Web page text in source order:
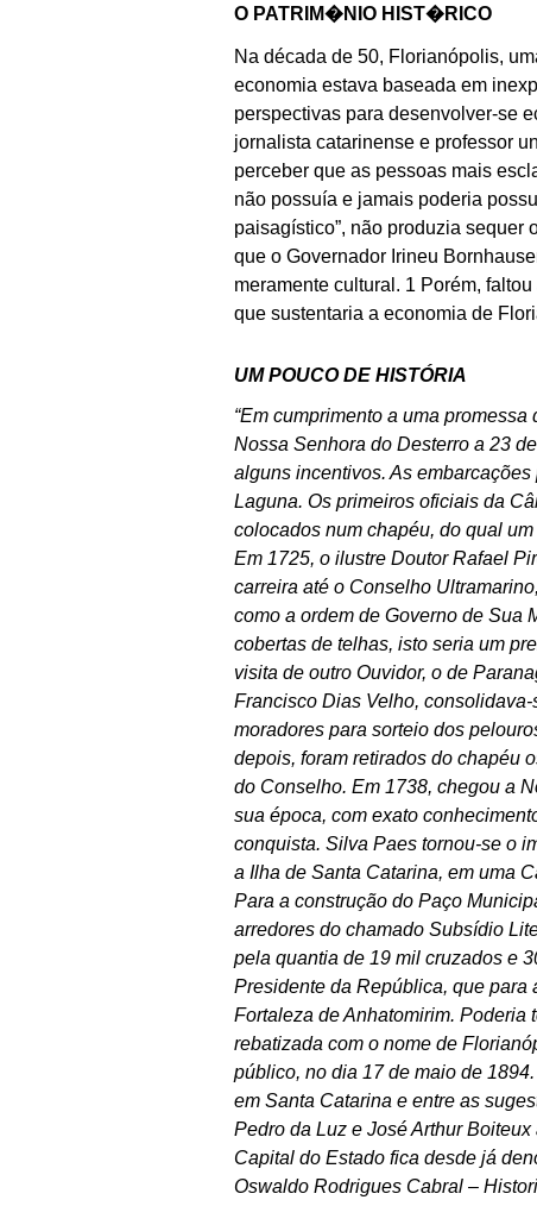
O PATRIM�NIO HIST�RICO
Na década de 50, Florianópolis,
economia estava baseada em
perspectivas para desenvolver-se
jornalista catarinense e professor
perceber que as pessoas mais
não possuía e jamais poderia
paisagístico”, não produzia sequer
que o Governador Irineu
meramente cultural. 1 Porém,
que sustentaria a economia de
UM POUCO DE HISTÓRIA
“Em cumprimento a uma
Nossa Senhora do Desterro a 23
alguns incentivos. As
Laguna. Os primeiros oficiais da
colocados num chapéu, do qual
Em 1725, o ilustre Doutor Rafael
carreira até o Conselho
como a ordem de Governo de Sua
cobertas de telhas, isto seria um
visita de outro Ouvidor, o de
Francisco Dias Velho,
moradores para sorteio dos
depois, foram retirados do chapéu
do Conselho. Em 1738, chegou a
sua época, com exato
conquista. Silva Paes tornou-se o
a Ilha de Santa Catarina, em uma
Para a construção do Paço
arredores do chamado Subsídio
pela quantia de 19 mil cruzados e
Presidente da República, que para
Fortaleza de Anhatomirim. Poderia
rebatizada com o nome de
público, no dia 17 de maio de
em Santa Catarina e entre as
Pedro da Luz e José Arthur
Capital do Estado fica desde já
Oswaldo Rodrigues Cabral –